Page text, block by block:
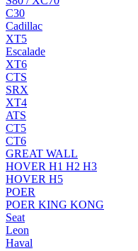
C30
Cadillac
XT5
Escalade
XT6
CTS
SRX
XT4
ATS
CT5
CT6
GREAT WALL
HOVER H1 H2 H3
HOVER H5
POER
POER KING KONG
Seat
Leon
Haval